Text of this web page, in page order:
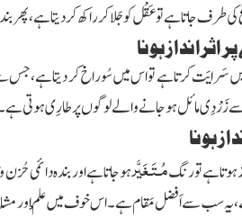
ہے تو عَقْل کو جَلا کر راکھ کر دیتا ہے، پھر
ہونا
کرتا ہے تو اس میں سُوراخ کر دیتا ہے،
زَرْدِی مائل ہو جانے والے لوگوں پر طارِی ہوتی
ہونا
ہوتا ہے تو رنگمُـتَـغَیَّرہو جاتا ہے اور بندہ دائمی
یہ سب سے اَفضل مَقام ہے۔اس خوف میں عِلْم اور